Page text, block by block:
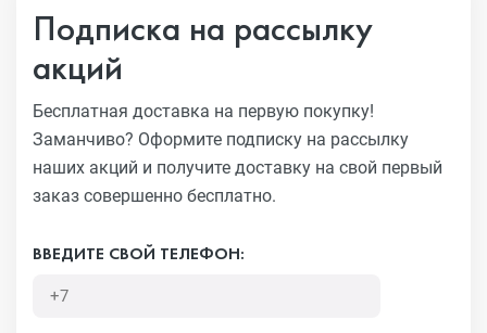
Подписка на рассылку
акций
Бесплатная доставка на первую покупку!
Заманчиво? Оформите подписку на рассылку
наших акций и получите доставку на свой первый
заказ совершенно бесплатно.
ВВЕДИТЕ СВОЙ ТЕЛЕФОН: